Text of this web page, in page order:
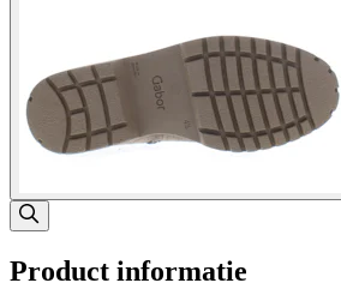
Product informatie